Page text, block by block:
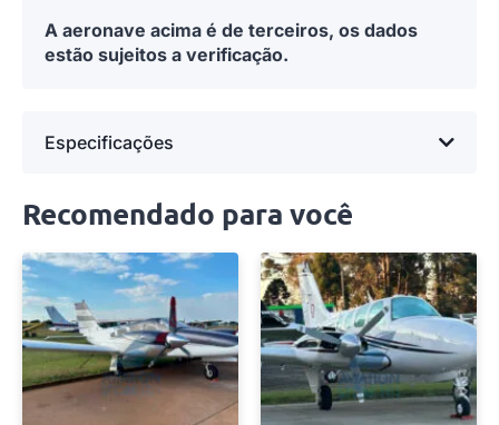
A aeronave acima é de terceiros, os dados
estão sujeitos a verificação.
Especificações
Recomendado para você